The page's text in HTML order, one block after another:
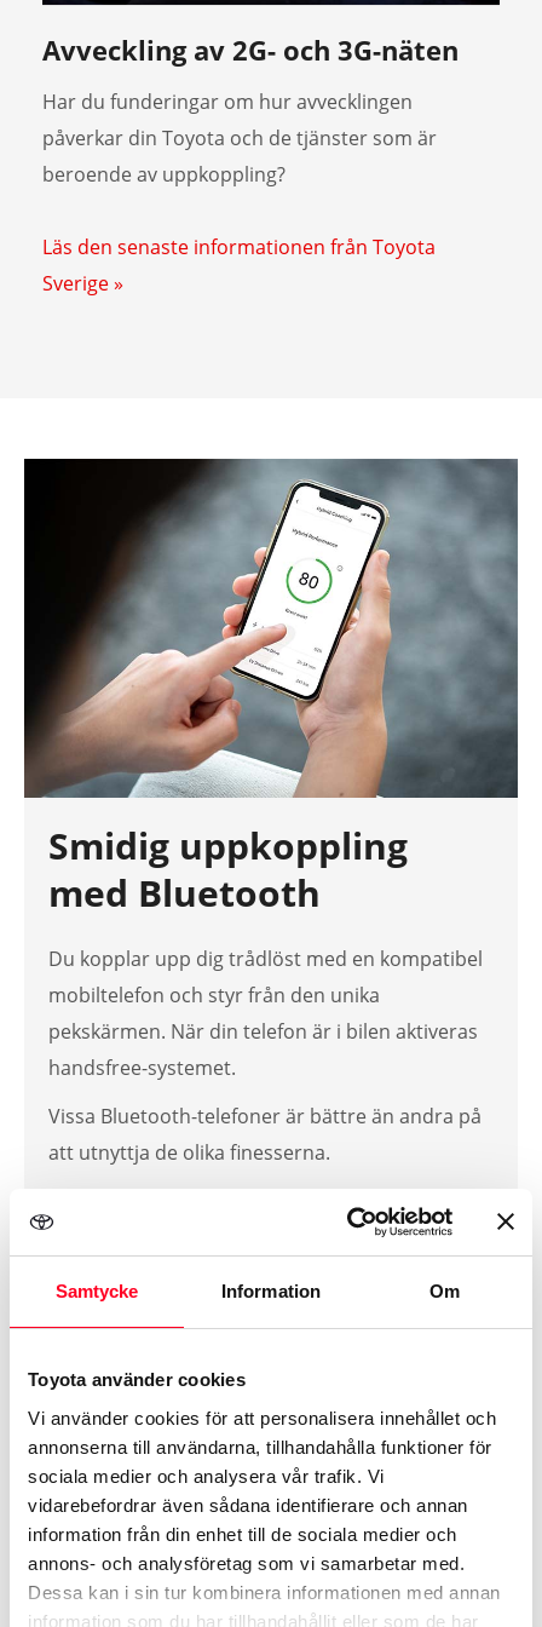
Samtycke Information Om
Toyota använder cookies
Vi använder cookies för att personalisera innehållet och
annonserna till användarna, tillhandahålla funktioner för
sociala medier och analysera vår trafik. Vi
vidarebefordrar även sådana identifierare och annan
information från din enhet till de sociala medier och
annons- och analysföretag som vi samarbetar med.
Dessa kan i sin tur kombinera informationen med annan
information som du har tillhandahållit eller som de har
Avveckling av 2G- och 3G-näten
Har du funderingar om hur avvecklingen
påverkar din Toyota och de tjänster som är
beroende av uppkoppling?
Läs den senaste informationen från Toyota
Sverige »
Smidig uppkoppling
med Bluetooth
Du kopplar upp dig trådlöst med en kompatibel
mobiltelefon och styr från den unika
pekskärmen. När din telefon är i bilen aktiveras
handsfree-systemet.
Vissa Bluetooth-telefoner är bättre än andra på
att utnyttja de olika finesserna.
Uppgradera ditt
multimediasystem
För vissa versioner av multimediasystemet
Toyota Touch 2 finns nu möjlighet att
uppgradera med Smartphone Integration. Detta
innebär att du med en kompatibel telefon kan